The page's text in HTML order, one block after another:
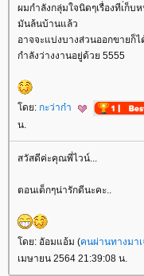
ผมกำลังกลุ่มใจนิดๆเรื่องทีเ่ก็บ
มันล้นบ้านแล้ว
อาจจะแบ่งบางส่วนออกขายก็ไ
กำลังว่างงานอยู่ด้วย 5555
ดย: กะว่าก๋า
น.
สวัสดีค่ะคุณพี่ไวน์...
ตอนเด็กๆน่ารักดีนะคะ..
ดย: อัอมแอ้ม (คนผ่านทางมา
เมษายน 2564 21:39:08 น.